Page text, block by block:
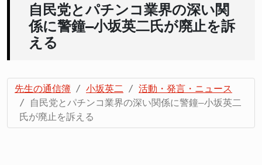
自民党とパチンコ業界の深い関
係に警鐘―小坂英二氏が廃止を訴
える
先生の通信簿 小坂英二
活動・発言・ニュース
自民党とパチンコ業界の深い関係に警鐘―小坂英二
氏が廃止を訴える